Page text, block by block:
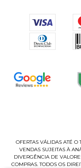
OFERTAS VÁLIDAS ATÉ O
VENDAS SUJEITAS À
DIVERGÊNCIA DE
COMPRAS. TODOS OS